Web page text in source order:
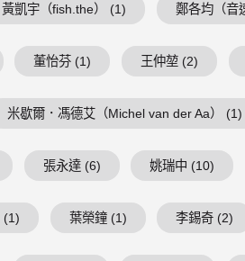
黃凱宇（fish.the） (1) 鄭各均（音
董怡芬 (1) 王仲堃 (2)
米歇爾．馮德艾（Michel van der Aa） (1)
張永達 (6) 姚瑞中 (10)
(1) 葉榮鐘 (1) 李錫奇 (2)